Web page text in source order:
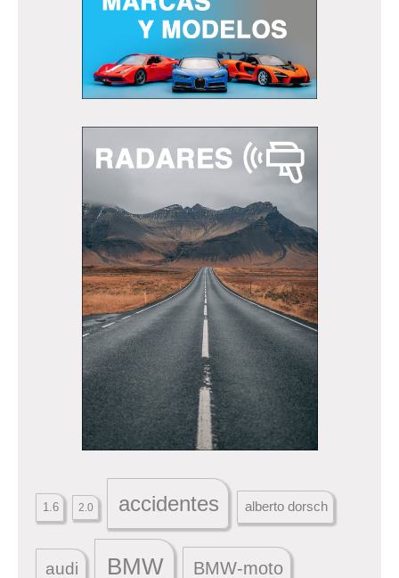
1.6 2.0 accidentes alberto dorsch
audi BMW BMW-moto